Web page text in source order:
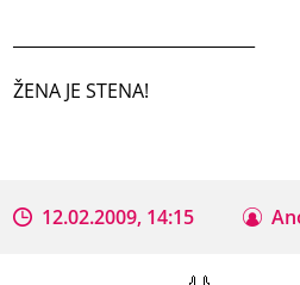
ŽENA JE STENA!
12.02.2009, 14:15